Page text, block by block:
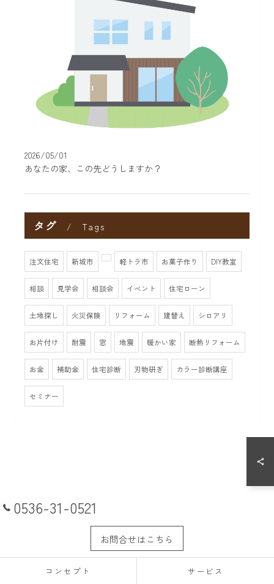
2026/05/01
あなたの家、この先どうしますか？
タグ Tags
注文住宅 新城市 軽トラ市 お菓子作り DIY教室
相談 見学会 相談会 イベント 住宅ローン
土地探し 火災保険 リフォーム 建替え シロアリ
お片付け 耐震 窓 地震 暖かい家 断熱リフォーム
お金 補助金 住宅診断 刃物研ぎ カラー診断講座
セミナー
0536-31-0521
お問合せはこちら
コンセプト サービス